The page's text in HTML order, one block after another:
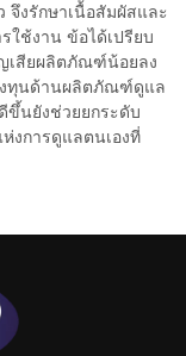
งรักษาเนื้อสัมผัสและ
ช้งาน ข้อได้เปรียบ
เสียผลิตภัณฑ์น้อยลง
ทุนด้านผลิตภัณฑ์ดูแล
ขึ้นยังช่วยยกระดับ
งการดูแลตนเองที่